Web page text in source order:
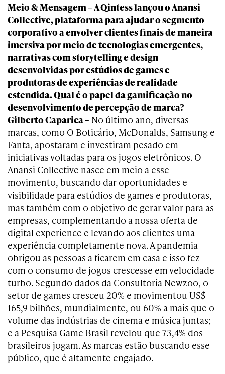
Meio & Mensagem – A Qintess lançou o Anansi
Collective, plataforma para ajudar o segmento
corporativo a envolver clientes finais de maneira
imersiva por meio de tecnologias emergentes,
narrativas com storytelling e design
desenvolvidas por estúdios de games e
produtoras de experiências de realidade
estendida. Qual é o papel da gamificação no
desenvolvimento de percepção de marca?
Gilberto Caparica – No último ano, diversas
marcas, como O Boticário, McDonalds, Samsung e
Fanta, apostaram e investiram pesado em
iniciativas voltadas para os jogos eletrônicos. O
Anansi Collective nasce em meio a esse
movimento, buscando dar oportunidades e
visibilidade para estúdios de games e produtoras,
mas também com o objetivo de gerar valor para as
empresas, complementando a nossa oferta de
digital experience e levando aos clientes uma
experiência completamente nova. A pandemia
obrigou as pessoas a ficarem em casa e isso fez
com o consumo de jogos crescesse em velocidade
turbo. Segundo dados da Consultoria Newzoo, o
setor de games cresceu 20% e movimentou US$
165,9 bilhões, mundialmente, ou 60% a mais que o
volume das indústrias de cinema e música juntas;
e a Pesquisa Game Brasil revelou que 73,4% dos
brasileiros jogam. As marcas estão buscando esse
público, que é altamente engajado.